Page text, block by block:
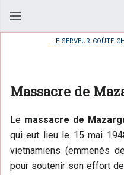
le serveur coûte
Massacre de
Le massacre de
qui eut lieu le 15 mai
vietnamiens (emmenés
pour soutenir son effort de